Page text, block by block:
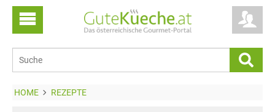
HOME REZEPTE